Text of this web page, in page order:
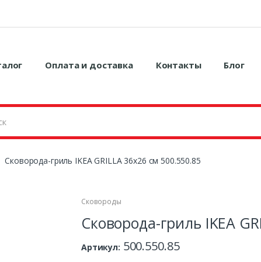
Оплата и доставка Контакты Блог
Сковорода-гриль IKEA GRILLA 36х26 см 500.550.85
Сковороды
Сковорода-гриль IKEA
Артикул: 500.550.85